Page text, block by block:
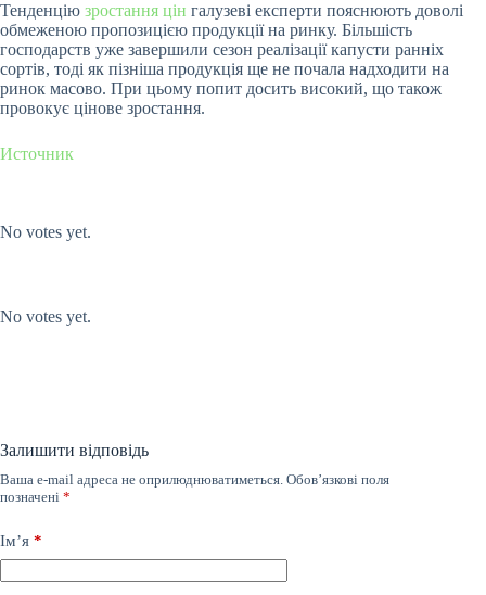
Тенденцію зростання цін галузеві експерти пояснюють доволі
обмеженою пропозицією продукції на ринку. Більшість
господарств уже завершили сезон реалізації капусти ранніх
сортів, тоді як пізніша продукція ще не почала надходити на
ринок масово. При цьому попит досить високий, що також
провокує цінове зростання.
Источник
No votes yet.
No votes yet.
Залишити відповідь
Ваша e-mail адреса не оприлюднюватиметься. Обов’язкові поля
позначені *
Ім’я *